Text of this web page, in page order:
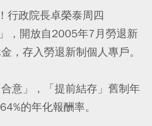
行政院長卓榮泰周四
，開放自2005年7月勞退新
，存入勞退新制個人專戶。
意」，「提前結存」舊制年
的年化報酬率。